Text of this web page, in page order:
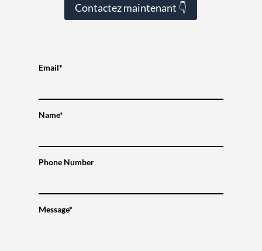
Contactez maintenant 👇
Email*
Name*
Phone Number
Message*